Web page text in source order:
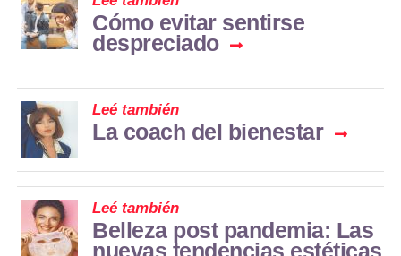
Cómo evitar sentirse
despreciado
Leé también
La coach del bienestar
Leé también
Belleza post pandemia: Las
nuevas tendencias estéticas